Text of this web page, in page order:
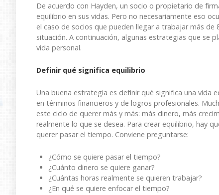
De acuerdo con Hayden, un socio o propietario de
equilibrio en sus vidas. Pero no necesariamente eso
el caso de socios que pueden llegar a trabajar más
situación. A continuación, algunas estrategias que se
vida personal.
Definir qué significa equilibrio
Una buena estrategia es definir qué significa una vida
en términos financieros y de logros profesionales.
este ciclo de querer más y más: más dinero, más
realmente lo que se desea. Para crear equilibrio, hay
querer pasar el tiempo. Conviene preguntarse:
¿Cómo se quiere pasar el tiempo?
¿Cuánto dinero se quiere ganar?
¿Cuántas horas realmente se quieren trabajar?
¿En qué se quiere enfocar el tiempo?